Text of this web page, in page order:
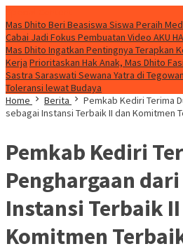
Mas Dhito Beri Beasiswa Siswa Peraih
Cabai Jadi Fokus Pembuatan Video AKU
Mas Dhito Ingatkan Pentingnya Terapkan
Kerja Prioritaskan Hak Anak, Mas Dhito
Sastra Saraswati Sewana Yatra di
Toleransi lewat Budaya
Home
Berita
Pemkab Kediri Terima
sebagai Instansi Terbaik II dan Komitmen
Pemkab Kediri
Penghargaan dari
Instansi Terbaik
Komitmen